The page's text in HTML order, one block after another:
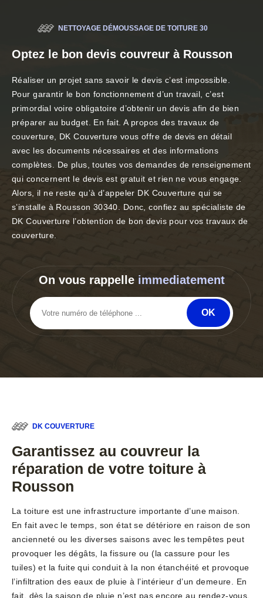
NETTOYAGE DÉMOUSSAGE DE TOITURE 30
Optez le bon devis couvreur à Rousson
Réaliser un projet sans savoir le devis c’est impossible.
Pour garantir le bon fonctionnement d’un travail, c’est
primordial voire obligatoire d’obtenir un devis afin de bien
préparer au budget. En fait. A propos des travaux de
couverture, DK Couverture vous offre de devis en détail
avec les documents nécessaires et des informations
complètes. De plus, toutes vos demandes de renseignement
qui concernent le devis est gratuit et rien ne vous engage.
Alors, il ne reste qu’à d’appeler DK Couverture qui se
s’installe à Rousson 30340. Donc, confiez au spécialiste de
DK Couverture l’obtention de bon devis pour vos travaux de
couverture.
On vous rappelle immediatement
DK COUVERTURE
Garantissez au couvreur la
réparation de votre toiture à
Rousson
La toiture est une infrastructure importante d’une maison.
En fait avec le temps, son état se détériore en raison de son
ancienneté ou les diverses saisons avec les tempêtes peut
provoquer les dégâts, la fissure ou (la cassure pour les
tuiles) et la fuite qui conduit à la non étanchéité et provoque
l’infiltration des eaux de pluie à l’intérieur d’un demeure. En
fait, dès la saison de pluie n’est pas encore au rendez-vous,